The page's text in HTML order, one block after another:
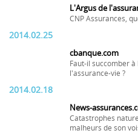
L'Argus de
CNP Assurances,
2014.02.25
cbanque.com
Faut-il succomber
l'assurance-vie ?
2014.02.18
News-
Catastrophes
malheurs de son